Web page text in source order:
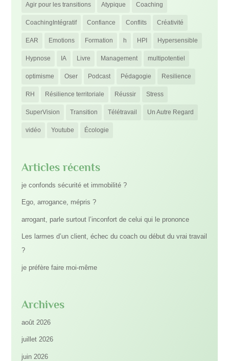
Agir pour les transitions Atypique Coaching
CoachingIntégratif Confiance Conflits Créativité
EAR Emotions Formation h HPI Hypersensible
Hypnose IA Livre Management multipotentiel
optimisme Oser Podcast Pédagogie Resilience
RH Résilience territoriale Réussir Stress
SuperVision Transition Télétravail Un Autre Regard
vidéo Youtube Écologie
Articles récents
je confonds sécurité et immobilité ?
Ego, arrogance, mépris ?
arrogant, parle surtout l’inconfort de celui qui le prononce
Les larmes d’un client, échec du coach ou début du vrai travail
?
je préfère faire moi-même
Archives
août 2026
juillet 2026
juin 2026